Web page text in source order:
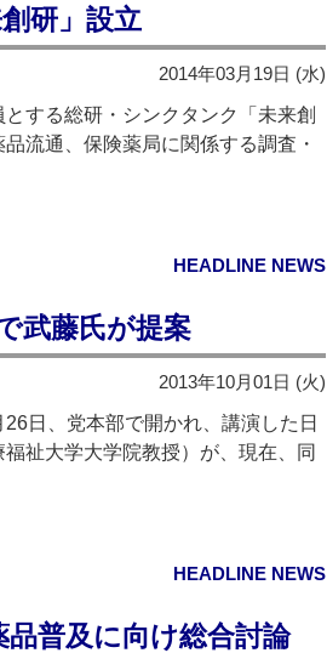
研」設立
2014年03月19日 (水)
する総研・シンクタンク「未来創
流通、保険薬局に関係する調査・
HEADLINE NEWS
武藤氏が提案
2013年10月01日 (火)
日、党本部で開かれ、講演した日
祉大学大学院教授）が、現在、同
HEADLINE NEWS
普及に向け総合討論